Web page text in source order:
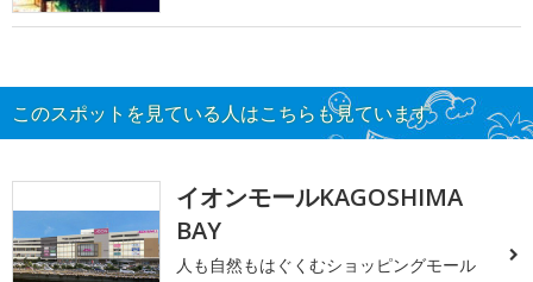
このスポットを見ている人はこちらも見ています
イオンモールKAGOSHIMA
BAY
人も自然もはぐくむショッピングモール